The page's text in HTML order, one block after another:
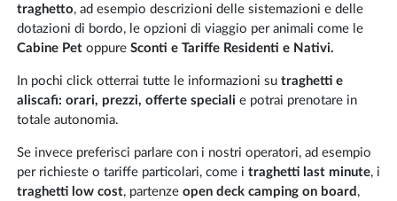
traghetto, ad esempio descrizioni delle sistemazioni e delle
dotazioni di bordo, le opzioni di viaggio per animali come le
Cabine Petoppure Sconti e Tariffe Residenti e Nativi.
In pochi click otterrai tutte le informazioni su traghetti e
aliscafi: orari, prezzi, offerte speciali e potrai prenotare in
totale autonomia.
Se invece preferisci parlare con i nostri operatori, ad esempio
per richieste o tariffe particolari, come i traghetti last minute, i
traghetti low cost, partenze open deck camping on board ,